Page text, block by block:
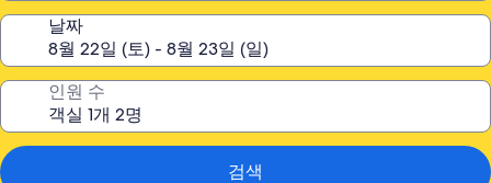
날짜
인원 수
검색